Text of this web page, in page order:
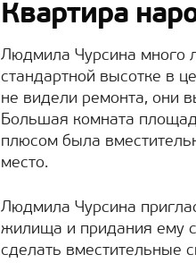
Квартира
Людмила Чурсина много
стандартной высотке в
не видели ремонта, они
Большая комната
плюсом была
место.
Людмила Чурсина
жилища и придания ему
сделать вместительные